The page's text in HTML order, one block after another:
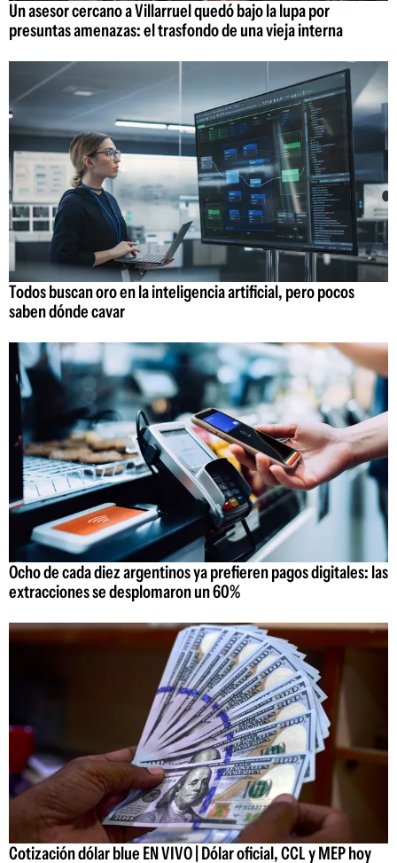
Un asesor cercano a Villarruel quedó bajo la lupa por
presuntas amenazas: el trasfondo de una vieja interna
Todos buscan oro en la inteligencia artificial, pero pocos
saben dónde cavar
Ocho de cada diez argentinos ya prefieren pagos digitales: las
extracciones se desplomaron un 60%
Cotización dólar blue EN VIVO | Dólar oficial, CCL y MEP hoy